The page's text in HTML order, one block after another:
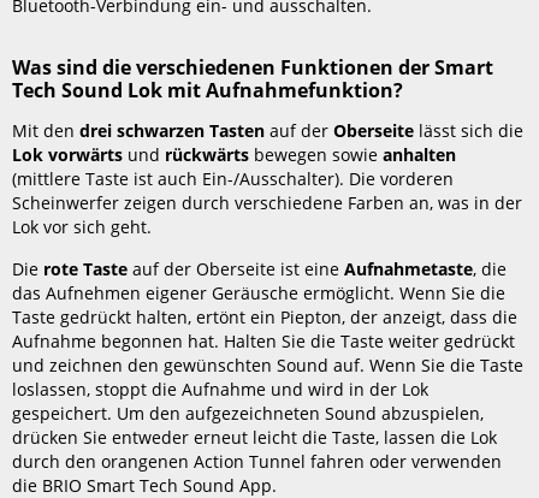
Bluetooth-Verbindung ein- und ausschalten.
Was sind die verschiedenen Funktionen der Smart
Tech Sound Lok mit Aufnahmefunktion?
Mit dendrei schwarzen Tasten auf derOberseite lässt sich die
Lok vorwärts und rückwärts bewegen sowieanhalten
(mittlere Taste ist auch Ein-/Ausschalter). Die vorderen
Scheinwerfer zeigen durch verschiedene Farben an, was in der
Lok vor sich geht.
Die rote Taste auf der Oberseite ist eine Aufnahmetaste, die
das Aufnehmen eigener Geräusche ermöglicht. Wenn Sie die
Taste gedrückt halten, ertönt ein Piepton, der anzeigt, dass die
Aufnahme begonnen hat. Halten Sie die Taste weiter gedrückt
und zeichnen den gewünschten Sound auf. Wenn Sie die Taste
loslassen, stoppt die Aufnahme und wird in der Lok
gespeichert. Um den aufgezeichneten Sound abzuspielen,
drücken Sie entweder erneut leicht die Taste, lassen die Lok
durch den orangenen Action Tunnel fahren oder verwenden
die BRIO Smart Tech Sound App.